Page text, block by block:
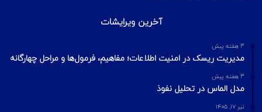
آخرین ویرایشات
3 هفته پیش
مدیریت ریسک در امنیت اطلاعات؛ مفاهیم، فرمول‌ها و مراحل چهارگانه
3 هفته پیش
مدل الماس در تحلیل نفوذ
تیر ۱۷, ۱۴۰۵